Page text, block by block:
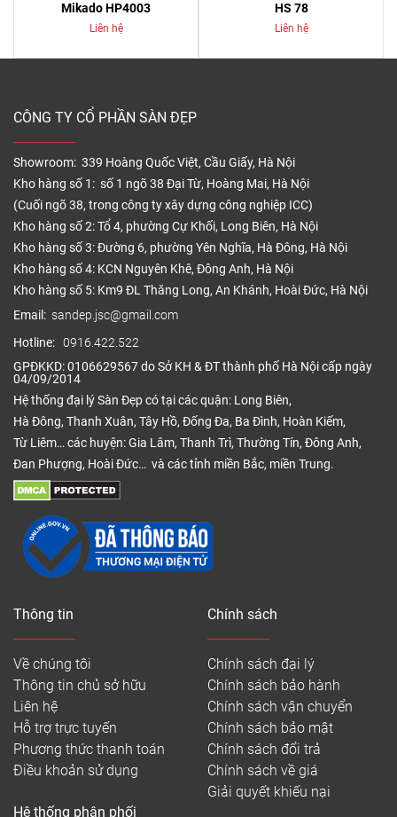
Mikado HP4003
Liên hệ
HS 78
Liên hệ
CÔNG TY CỔ PHẦN SÀN ĐẸP
Showroom: 339 Hoàng Quốc Việt, Cầu Giấy, Hà Nội
Kho hàng số 1: số 1 ngõ 38 Đại Từ, Hoàng Mai, Hà Nội
(Cuối ngõ 38, trong công ty xây dựng công nghiệp ICC)
Kho hàng số 2: Tổ 4, phường Cự Khối, Long Biên, Hà Nội
Kho hàng số 3: Đường 6, phường Yên Nghĩa, Hà Đông, Hà Nội
Kho hàng số 4: KCN Nguyên Khê, Đông Anh, Hà Nội
Kho hàng số 5: Km9 ĐL Thăng Long, An Khánh, Hoài Đức, Hà Nội
Email: sandep.jsc@gmail.com
Hotline: 0916.422.522
GPĐKKD: 0106629567 do Sở KH & ĐT thành phố Hà Nội cấp ngày
04/09/2014
Hệ thống đại lý Sàn Đẹp có tại các quận: Long Biên,
Hà Đông, Thanh Xuân, Tây Hồ, Đống Đa, Ba Đình, Hoàn Kiếm,
Từ Liêm… các huyện: Gia Lâm, Thanh Trì, Thường Tín, Đông Anh,
Đan Phượng, Hoài Đức… và các tỉnh miền Bắc, miền Trung.
Thông tin
Về chúng tôi
Thông tin chủ sở hữu
Liên hệ
Hỗ trợ trực tuyến
Phương thức thanh toán
Điều khoản sử dụng
Chính sách
Chính sách đại lý
Chính sách bảo hành
Chính sách vận chuyển
Chính sách bảo mật
Chính sách đổi trả
Chính sách về giá
Giải quyết khiếu nại
Hệ thống phân phối